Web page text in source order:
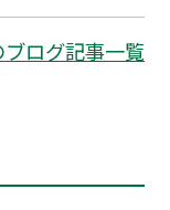
ブログ記事一覧